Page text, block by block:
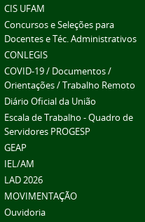
CIS UFAM
Concursos e Seleções para
Docentes e Téc. Administrativos
CONLEGIS
COVID-19 / Documentos /
Orientações / Trabalho Remoto
Diário Oficial da União
Escala de Trabalho - Quadro de
Servidores PROGESP
GEAP
IEL/AM
LAD 2026
MOVIMENTAÇÃO
Ouvidoria